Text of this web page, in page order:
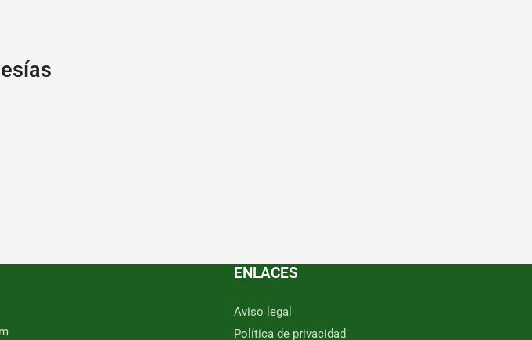
ENLACES
Aviso legal
Política de privacidad